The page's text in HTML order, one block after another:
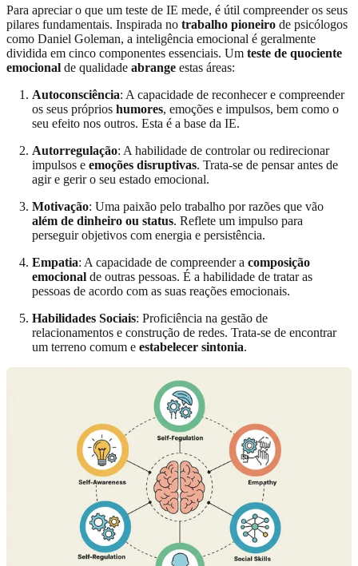
Para apreciar o que um teste de IE mede, é útil compreender os seus
pilares fundamentais. Inspirada no trabalho pioneiro de psicólogos
como Daniel Goleman, a inteligência emocional é geralmente
dividida em cinco componentes essenciais. Um teste de quociente
emocional de qualidade abrange estas áreas:
Autoconsciência: A capacidade de reconhecer e compreender
os seus próprios humores, emoções e impulsos, bem como o
seu efeito nos outros. Esta é a base da IE.
Autorregulação: A habilidade de controlar ou redirecionar
impulsos e emoções disruptivas. Trata-se de pensar antes de
agir e gerir o seu estado emocional.
Motivação: Uma paixão pelo trabalho por razões que vão
além de dinheiro ou status. Reflete um impulso para
perseguir objetivos com energia e persistência.
Empatia: A capacidade de compreender a composição
emocional de outras pessoas. É a habilidade de tratar as
pessoas de acordo com as suas reações emocionais.
Habilidades Sociais: Proficiência na gestão de
relacionamentos e construção de redes. Trata-se de encontrar
um terreno comum e estabelecer sintonia.